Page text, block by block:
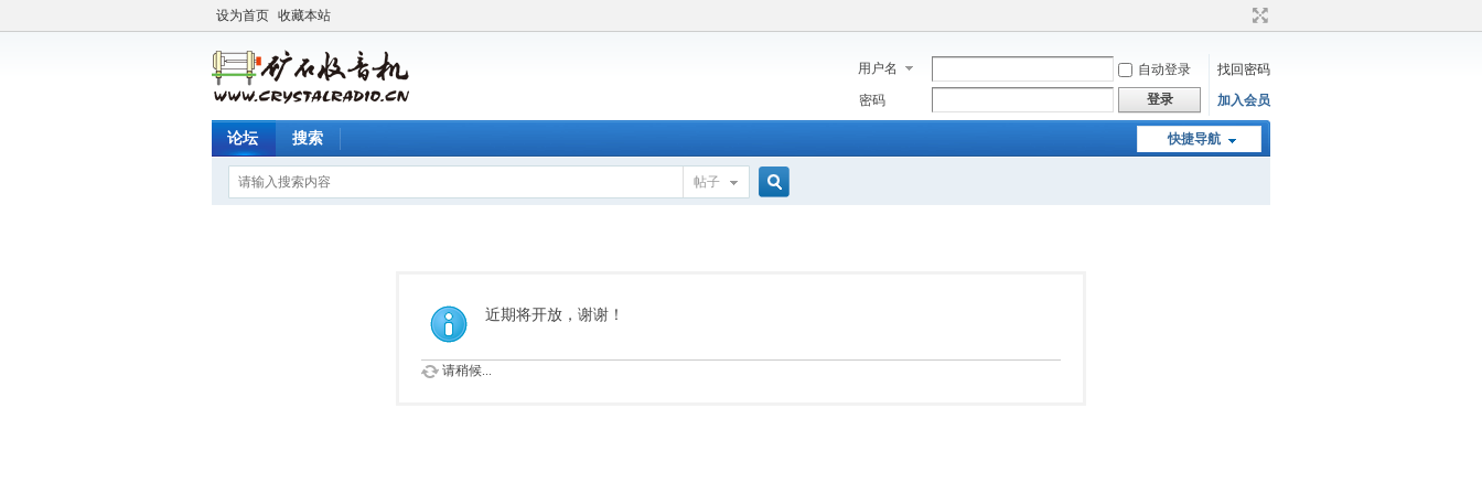
设为首页 收藏本站
用户名 自动登录
找回密码
密码
登录 加入会员
快捷导航
论坛 搜索
帖子
近期将开放，谢谢！
请稍候...